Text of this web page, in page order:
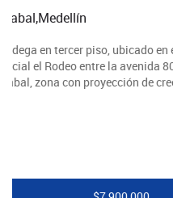
Guayabal,Medellín
<p>Bodega en primer piso
habitaciones</p><p>2
ubicado en la habitación